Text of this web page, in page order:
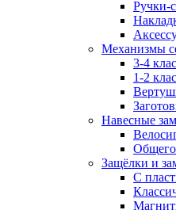
Ручки-
Механизмы
3-4
1-2
Навесные
Общего
Защёлки и
С